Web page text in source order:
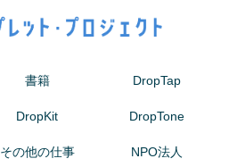
書籍 DropTap
DropKit DropTone
その他の仕事 NPO法人